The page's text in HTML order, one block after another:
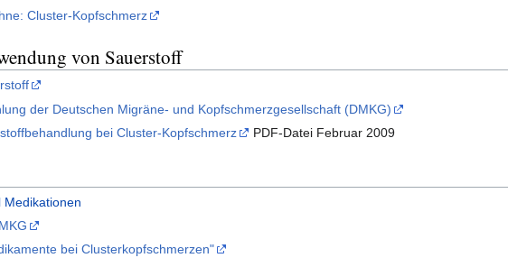
Cluster-Kopfschmerz
von Sauerstoff
der Deutschen Migräne- und Kopfschmerzgesellschaft (DMKG)
bei Cluster-Kopfschmerz
PDF-Datei Februar 2009
Medikationen
bei Clusterkopfschmerzen"